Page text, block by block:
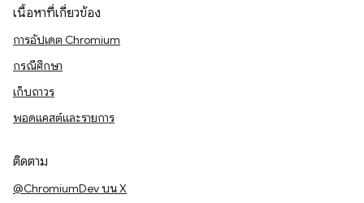
เนื้อหาที่เกี่ยวข้อง
การอัปเดต Chromium
กรณีศึกษา
เก็บถาวร
พอดแคสต์และรายการ
ติดตาม
@ChromiumDev บน X